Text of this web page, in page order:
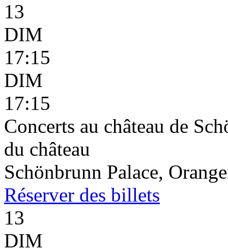
13
DIM
17:15
DIM
17:15
Concerts au château de
du château
Schönbrunn Palace,
Réserver des billets
13
DIM